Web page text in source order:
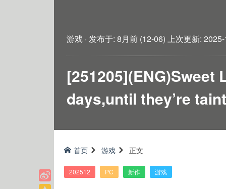
游戏 · 发布于: 8月前 (12-06) 上次更新:
[251205](ENG)Sweet
days,until they’re
首页 游戏 正文
202512 PC 新作 游戏